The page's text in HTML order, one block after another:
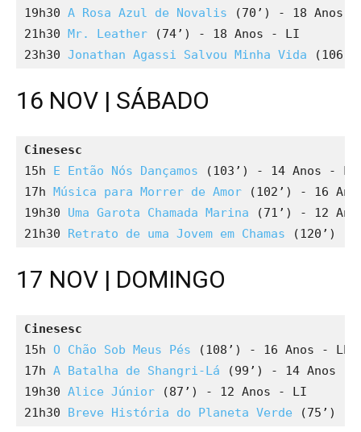
19h30 A Rosa Azul de Novalis (70’) - 18 Anos
21h30 Mr. Leather (74’) - 18 Anos - LI
23h30 Jonathan Agassi Salvou Minha Vida
16 NOV | SÁBADO
Cinesesc
15h E Então Nós Dançamos (103’) - 14 Anos -
17h Música para Morrer de Amor (102’) - 16
19h30 Uma Garota Chamada Marina (71’) - 12
21h30 Retrato de uma Jovem em Chamas (120’) -
17 NOV | DOMINGO
Cinesesc
15h O Chão Sob Meus Pés (108’) - 16 Anos - LP
17h A Batalha de Shangri-Lá (99’) - 14 Anos -
19h30 Alice Júnior (87’) - 12 Anos - LI
21h30 Breve História do Planeta Verde (75’) -